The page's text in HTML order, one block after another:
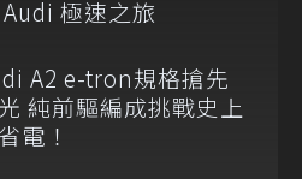
極速之旅
A2 e-tron規格搶先
純前驅編成挑戰史上
電！